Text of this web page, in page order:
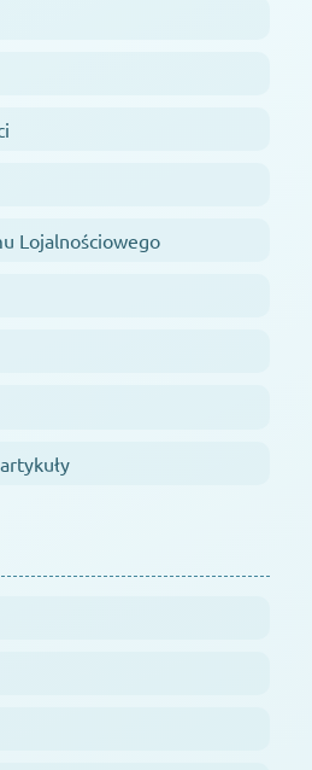
Lojalnościowego